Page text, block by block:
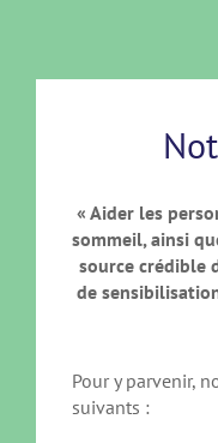
« Aider les
sommeil, ainsi
source crédible
de
Pour y parvenir,
suivants :